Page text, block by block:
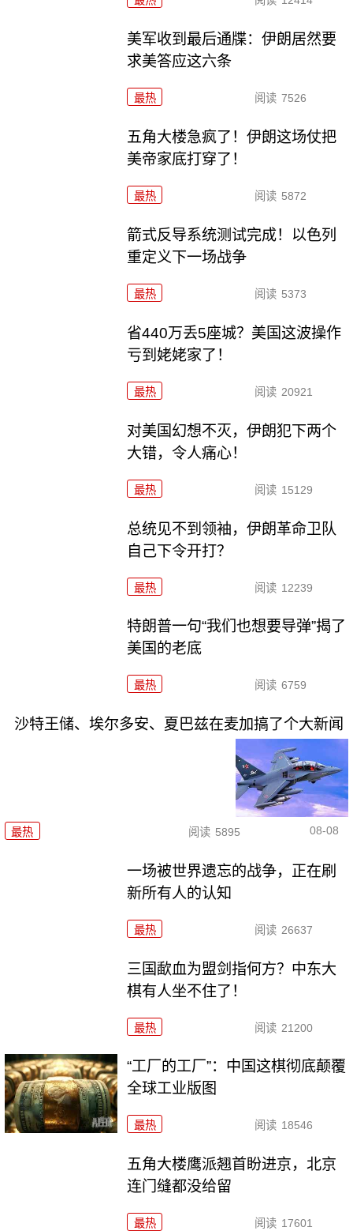
美军收到最后通牒：伊朗居然要
求美答应这六条
最热 阅读 7526
五角大楼急疯了！伊朗这场仗把
美帝家底打穿了！
最热 阅读 5872
箭式反导系统测试完成！以色列
重定义下一场战争
最热 阅读 5373
省440万丢5座城？美国这波操作
亏到姥姥家了！
最热 阅读 20921
对美国幻想不灭，伊朗犯下两个
大错，令人痛心！
最热 阅读 15129
总统见不到领袖，伊朗革命卫队
自己下令开打？
最热 阅读 12239
特朗普一句“我们也想要导弹”揭了
美国的老底
最热 阅读 6759
沙特王储、埃尔多安、夏巴兹在麦加搞了个大新闻
最热 阅读 5895 08-08
一场被世界遗忘的战争，正在刷
新所有人的认知
最热 阅读 26637
三国歃血为盟剑指何方？中东大
棋有人坐不住了！
最热 阅读 21200
“工厂的工厂”：中国这棋彻底颠覆
全球工业版图
最热 阅读 18546
五角大楼鹰派翘首盼进京，北京
连门缝都没给留
最热 阅读 17601